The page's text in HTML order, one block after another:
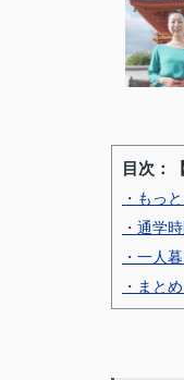
目次：
・もっ
・通学
・一人
・まと